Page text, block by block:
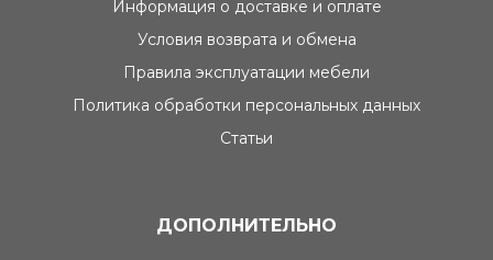
Информация о доставке и оплате
Условия возврата и обмена
Правила эксплуатации мебели
Политика обработки персональных данных
Статьи
ДОПОЛНИТЕЛЬНО